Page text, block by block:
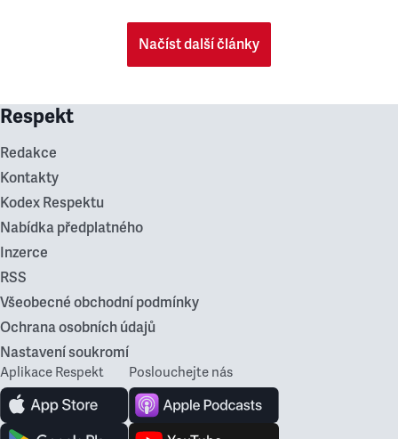
Načíst další články
Respekt
Redakce
Kontakty
Kodex Respektu
Nabídka předplatného
Inzerce
RSS
Všeobecné obchodní podmínky
Ochrana osobních údajů
Nastavení soukromí
Aplikace Respekt Poslouchejte nás